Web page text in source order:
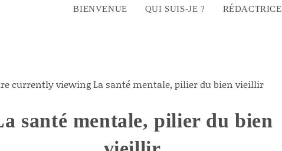
BIENVENUE QUI SUIS-JE ? RÉDACTRICE
santé mentale, pilier du bien